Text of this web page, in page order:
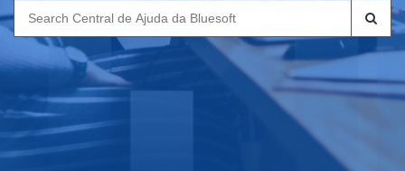
Search
for: